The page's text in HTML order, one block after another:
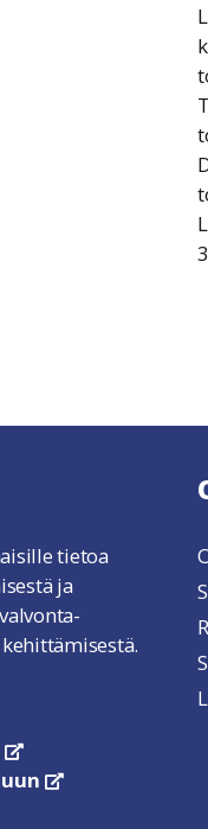
tietoa
ja
linkki avautuu uuteen
linkki avautuu